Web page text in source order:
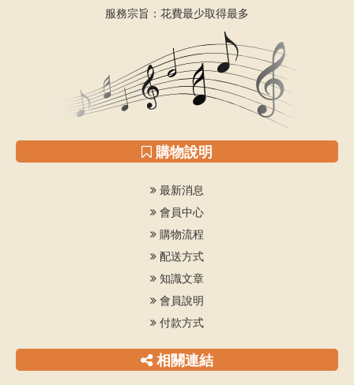
服務宗旨：花費最少取得最多
購物說明
最新消息
會員中心
購物流程
配送方式
知識文章
會員說明
付款方式
相關連結